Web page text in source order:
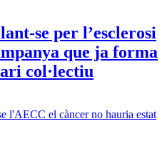
se per l’esclerosi
que ja forma
col·lectiu